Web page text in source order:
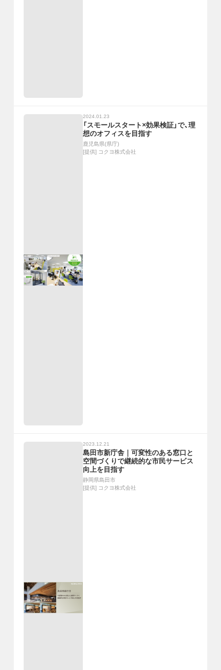
2024.01.23
「スモールスタート×効果検証」で、理
想のオフィスを目指す
鹿児島県(県庁)
[提供] コクヨ株式会社
2023.12.21
島田市新庁舎｜可変性のある窓口と
空間づくりで継続的な市民サービス
向上を目指す
静岡県島田市
[提供] コクヨ株式会社